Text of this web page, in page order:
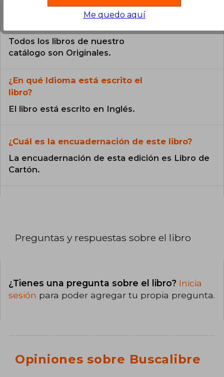
Todos los libros de nuestro
catálogo son Originales.
¿En qué Idioma está escrito el
libro?
El libro está escrito en Inglés.
¿Cuál es la encuadernación de este libro?
La encuadernación de esta edición es Libro de
Cartón.
Preguntas y respuestas sobre el libro
¿Tienes una pregunta sobre el libro? Inicia
sesión para poder agregar tu propia pregunta.
Opiniones sobre Buscalibre
Me quedo aquí